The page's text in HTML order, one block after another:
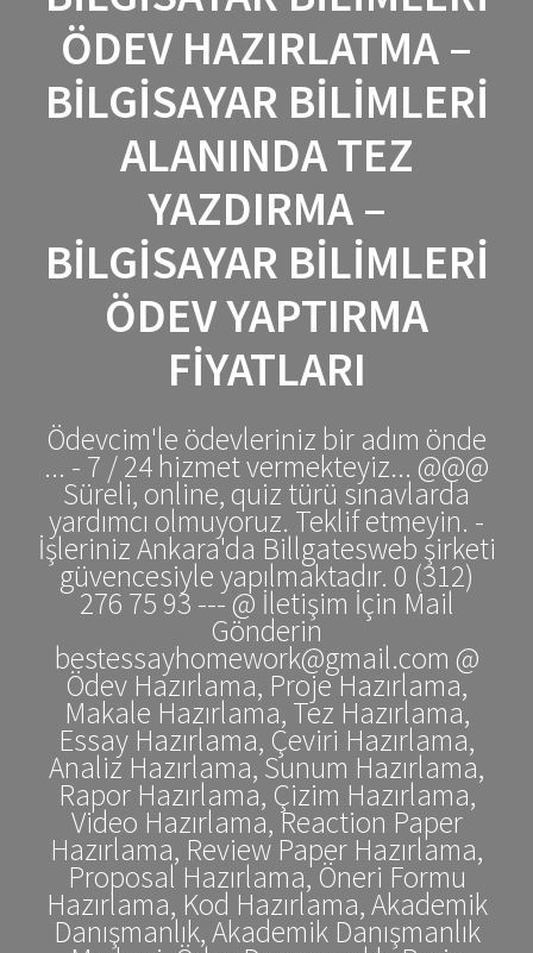
ÖDEV HAZIRLATMA –
BILGISAYAR BILIMLERI
ALANINDA TEZ
YAZDIRMA –
BILGISAYAR BILIMLERI
ÖDEV YAPTIRMA
FIYATLARI
Ödevcim'le ödevleriniz bir adım önde
... - 7 / 24 hizmet vermekteyiz... @@@
Süreli, online, quiz türü sınavlarda
yardımcı olmuyoruz. Teklif etmeyin. -
İşleriniz Ankara'da Billgatesweb şirketi
güvencesiyle yapılmaktadır. 0 (312)
276 75 93 --- @ İletişim İçin Mail
Gönderin
bestessayhomework@gmail.com @
Ödev Hazırlama, Proje Hazırlama,
Makale Hazırlama, Tez Hazırlama,
Essay Hazırlama, Çeviri Hazırlama,
Analiz Hazırlama, Sunum Hazırlama,
Rapor Hazırlama, Çizim Hazırlama,
Video Hazırlama, Reaction Paper
Hazırlama, Review Paper Hazırlama,
Proposal Hazırlama, Öneri Formu
Hazırlama, Kod Hazırlama, Akademik
Danışmanlık, Akademik Danışmanlık